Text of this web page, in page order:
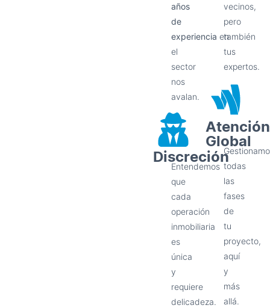
años
de
experiencia en
el
sector
nos
avalan.
Discreción
Entendemos
que
cada
operación
inmobiliaria
es
única
y
requiere
delicadeza.
vecinos,
pero
también
tus
expertos.
Atención
Global
todas
las
fases
de
tu
proyecto,
aquí
y
más
allá.